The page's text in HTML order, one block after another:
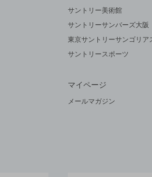
サントリー美術館
サントリーサンバーズ大阪
東京サントリーサンゴリア
サントリースポーツ
マイページ
メールマガジン